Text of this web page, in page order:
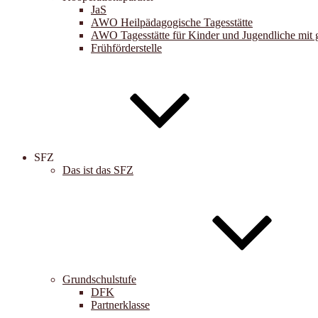
JaS
AWO Heilpädagogische Tagesstätte
AWO Tagesstätte für Kinder und Jugendliche mit
Frühförderstelle
SFZ
Das ist das SFZ
Grundschulstufe
DFK
Partnerklasse